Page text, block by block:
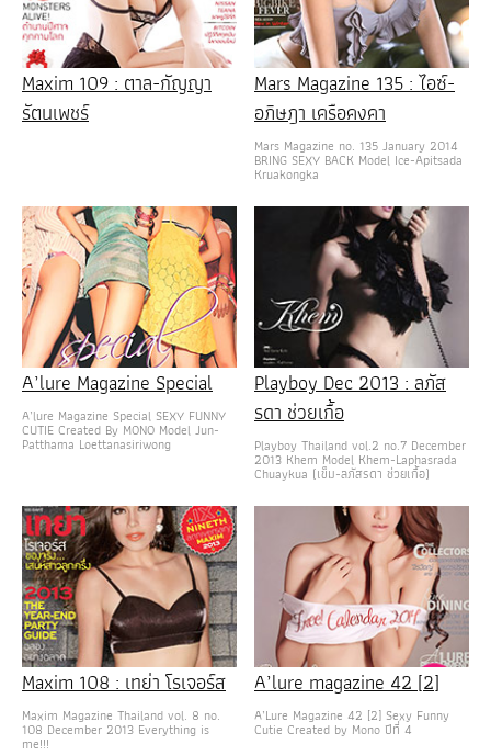
Maxim 109 : ตาล-กัญญา
รัตนเพชร์
Mars Magazine 135 : ไอซ์-
อภิษฎา เครือคงคา
Mars Magazine no. 135 January 2014
BRING SEXY BACK Model Ice-Apitsada
Kruakongka
A’lure Magazine Special
A’lure Magazine Special SEXY FUNNY
CUTIE Created By MONO Model Jun-
Patthama Loettanasiriwong
Playboy Dec 2013 : ลภัส
รดา ช่วยเกื้อ
Playboy Thailand vol.2 no.7 December
2013 Khem Model Khem-Laphasrada
Chuaykua (เข็ม-ลภัสรดา ช่วยเกื้อ)
Maxim 108 : เทย่า โรเจอร์ส
Maxim Magazine Thailand vol. 8 no.
108 December 2013 Everything is
me!!!
A’lure magazine 42 [2]
A’Lure Magazine 42 [2] Sexy Funny
Cutie Created by Mono ปีที่ 4